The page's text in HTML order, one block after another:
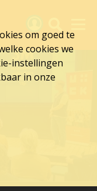
om goed te
cookies we
instellingen
in onze